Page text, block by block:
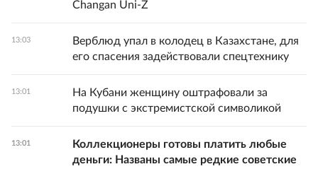
Changan Uni-Z
13:03
Верблюд упал в колодец в Казахстане, для
его спасения задействовали спецтехнику
13:01
На Кубани женщину оштрафовали за
подушки с экстремистской символикой
13:01
Коллекционеры готовы платить любые
деньги: Названы самые редкие советские